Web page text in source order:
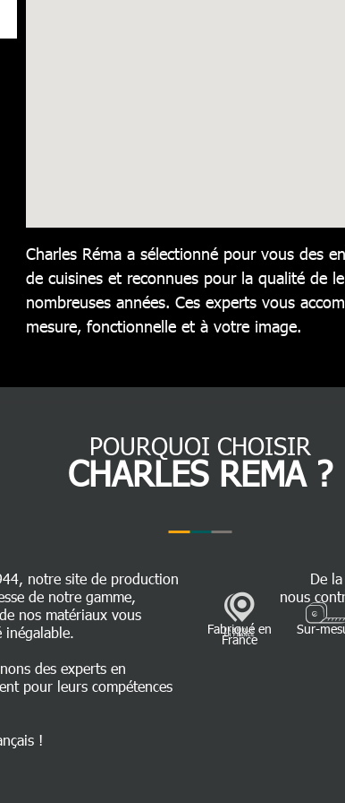
Charles Réma a sélectionné pour vous des
de cuisines et reconnues pour la qualité de
nombreuses années. Ces experts vous
mesure, fonctionnelle et à votre image.
POURQUOI CHOISIR
CHARLES REMA ?
notre site de production
de notre gamme,
nos matériaux vous
inégalable.
des experts en
pour leurs compétences
!
De
nous
Fabriqué en
France
Sur-